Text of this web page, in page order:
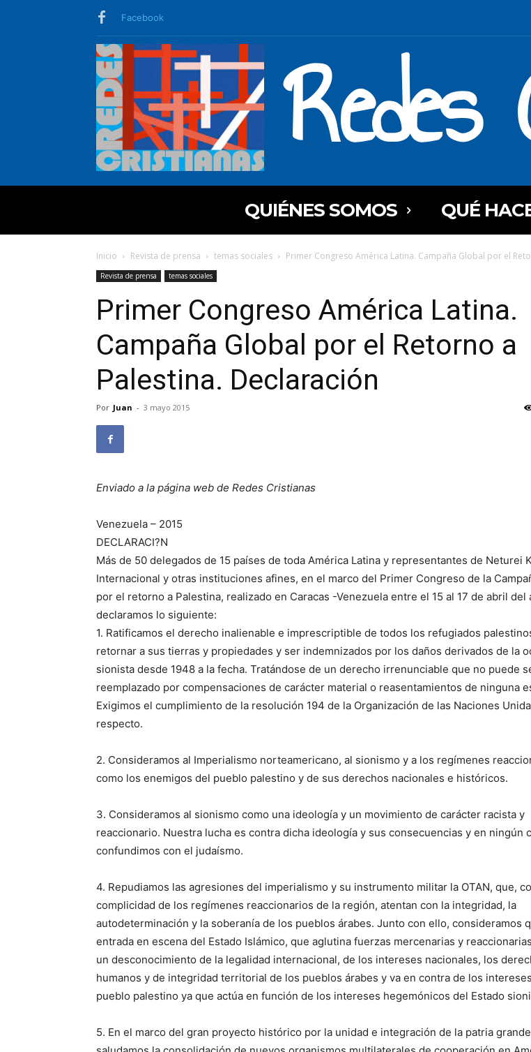
Facebook
QUIÉNES SOMOS QUÉ
Inicio Revista de prensa temas sociales Primer Congreso América Latina. Campaña Global por el
Revista de prensa temas sociales
Primer Congreso América Latina.
Campaña Global por el Retorno a
Palestina. Declaración
Por Juan - 3 mayo 2015
Enviado a la página web de Redes Cristianas
Venezuela – 2015
DECLARACI?N
Más de 50 delegados de 15 países de toda América Latina y representantes de Neturei
Internacional y otras instituciones afines, en el marco del Primer Congreso de la
por el retorno a Palestina, realizado en Caracas -Venezuela entre el 15 al 17 de abril del
declaramos lo siguiente:
1. Ratificamos el derecho inalienable e imprescriptible de todos los refugiados
retornar a sus tierras y propiedades y ser indemnizados por los daños derivados de la
sionista desde 1948 a la fecha. Tratándose de un derecho irrenunciable que no puede
reemplazado por compensaciones de carácter material o reasentamientos de ninguna
Exigimos el cumplimiento de la resolución 194 de la Organización de las Naciones
respecto.
2. Consideramos al Imperialismo norteamericano, al sionismo y a los regímenes
como los enemigos del pueblo palestino y de sus derechos nacionales e históricos.
3. Consideramos al sionismo como una ideología y un movimiento de carácter racista y
reaccionario. Nuestra lucha es contra dicha ideología y sus consecuencias y en ningún
confundimos con el judaísmo.
4. Repudiamos las agresiones del imperialismo y su instrumento militar la OTAN, que,
complicidad de los regímenes reaccionarios de la región, atentan con la integridad, la
autodeterminación y la soberanía de los pueblos árabes. Junto con ello, consideramos
entrada en escena del Estado Islámico, que aglutina fuerzas mercenarias y
un desconocimiento de la legalidad internacional, de los intereses nacionales, los
humanos y de integridad territorial de los pueblos árabes y va en contra de los
pueblo palestino ya que actúa en función de los intereses hegemónicos del Estado
5. En el marco del gran proyecto histórico por la unidad e integración de la patria